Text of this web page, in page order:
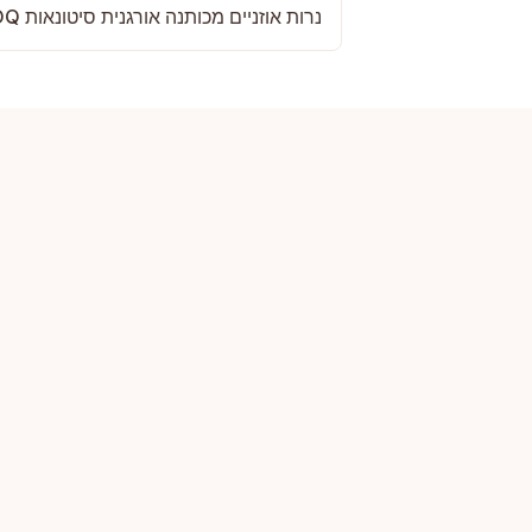
נרות אוזניים מכותנה אורגנית סיטונאות MOQ